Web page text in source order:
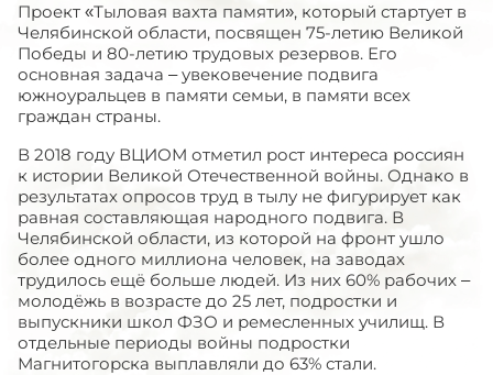
Проект «Тыловая вахта памяти», который стартует в
Челябинской области, посвящен 75-летию Великой
Победы и 80-летию трудовых резервов. Его
основная задача – увековечение подвига
южноуральцев в памяти семьи, в памяти всех
граждан страны.
В 2018 году ВЦИОМ отметил рост интереса россиян
к истории Великой Отечественной войны. Однако в
результатах опросов труд в тылу не фигурирует как
равная составляющая народного подвига. В
Челябинской области, из которой на фронт ушло
более одного миллиона человек, на заводах
трудилось ещё больше людей. Из них 60% рабочих –
молодёжь в возрасте до 25 лет, подростки и
выпускники школ ФЗО и ремесленных училищ. В
отдельные периоды войны подростки
Магнитогорска выплавляли до 63% стали.